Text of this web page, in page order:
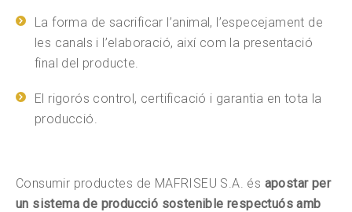
La forma de sacrificar l’animal, l’especejament de
les canals i l’elaboració, així com la presentació
final del producte.
El rigorós control, certificació i garantia en tota la
producció.
Consumir productes de MAFRISEU S.A. és apostar per
un sistema de producció sostenible respectuós amb